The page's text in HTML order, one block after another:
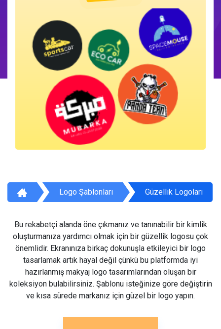
Logo Şablonları Güzellik Logoları
Bu rekabetçi alanda öne çıkmanız ve tanınabilir bir kimlik
oluşturmanıza yardımcı olmak için bir güzellik logosu çok
önemlidir. Ekranınıza birkaç dokunuşla etkileyici bir logo
tasarlamak artık hayal değil çünkü bu platformda iyi
hazırlanmış makyaj logo tasarımlarından oluşan bir
koleksiyon bulabilirsiniz. Şablonu isteğinize göre değiştirin
ve kısa sürede markanız için güzel bir logo yapın.